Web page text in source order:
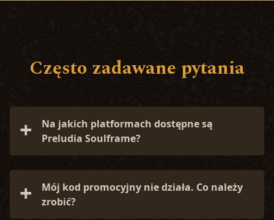
Często zadawane pytania
Na jakich platformach dostępne są
Preludia Soulframe?
Mój kod promocyjny nie działa. Co należy
zrobić?